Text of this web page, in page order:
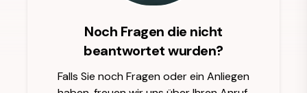
Noch Fragen die nicht
beantwortet wurden?
Falls Sie noch Fragen oder ein Anliegen